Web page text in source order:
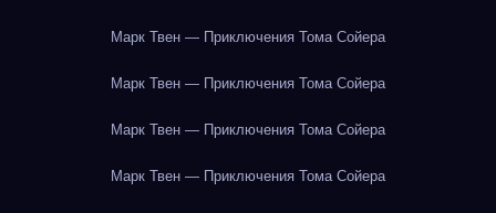
Марк Твен — Приключения Тома Сойера
Марк Твен — Приключения Тома Сойера
Марк Твен — Приключения Тома Сойера
Марк Твен — Приключения Тома Сойера